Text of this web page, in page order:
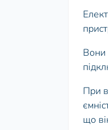
Вони
При
що